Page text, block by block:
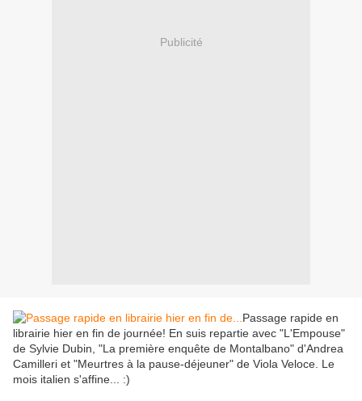
Publicité
Passage rapide en
librairie hier en fin de journée! En suis repartie avec "L'Empouse"
de Sylvie Dubin, "La première enquête de Montalbano" d'Andrea
Camilleri et "Meurtres à la pause-déjeuner" de Viola Veloce. Le
mois italien s'affine... :)